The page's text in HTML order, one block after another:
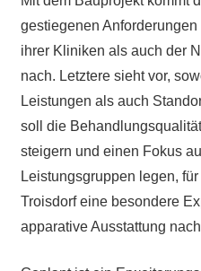
gestiegenen
ihrer Kliniken als auch der
nach. Letztere sieht vor,
Leistungen als auch
soll die
steigern und einen Fokus
Leistungsgruppen legen,
Troisdorf eine besondere
apparative Ausstattung